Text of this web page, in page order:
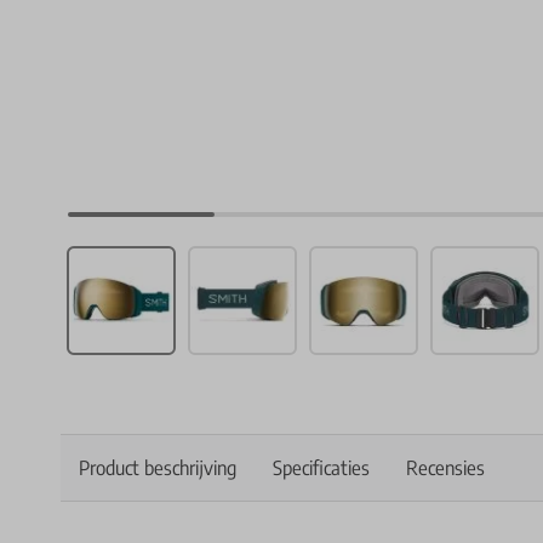
Product beschrijving Specificaties Recensies